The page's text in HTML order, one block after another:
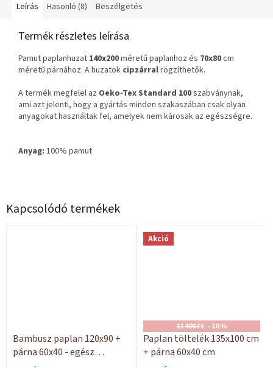
Kapcsolódó termékek
Bambusz paplan 120x90 +
párna 60x40 - egész
Akció
11 400 Ft –10 %
Paplan töltelék 135x100 cm
+ párna 60x40 cm
Leírás Hasonló (8) Beszélgetés
Termék részletes leírása
Pamut paplanhuzat 140x200méretű paplanhoz és 70x80cm
méretű párnához. A huzatok cipzárralrögzíthetők.
A termék megfelel az Oeko-Tex Standard 100szabványnak,
ami azt jelenti, hogy a gyártás minden szakaszában csak olyan
anyagokat használtak fel, amelyek nem károsak az egészségre.
Anyag: 100% pamut